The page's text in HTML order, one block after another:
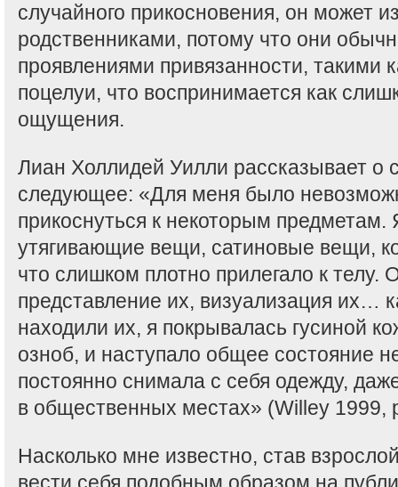
случайного прикосновения, он может
родственниками, потому что они
проявлениями привязанности, такими
поцелуи, что воспринимается как
ощущения.
Лиан Холлидей Уилли рассказывает о
следующее: «Для меня было
прикоснуться к некоторым предметам.
утягивающие вещи, сатиновые вещи,
что слишком плотно прилегало к телу.
представление их, визуализация их…
находили их, я покрывалась гусиной
озноб, и наступало общее состояние
постоянно снимала с себя одежду,
в общественных местах» (Willey 1999,
Насколько мне известно, став